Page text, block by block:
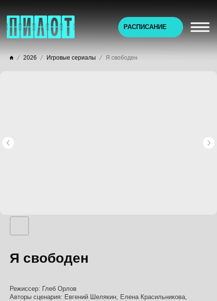
2026 Игровые сериалы Я свободен
Я свободен
Режиссер: Глеб Орлов
Авторы сценария: Евгений Шелякин, Елена Красильникова,